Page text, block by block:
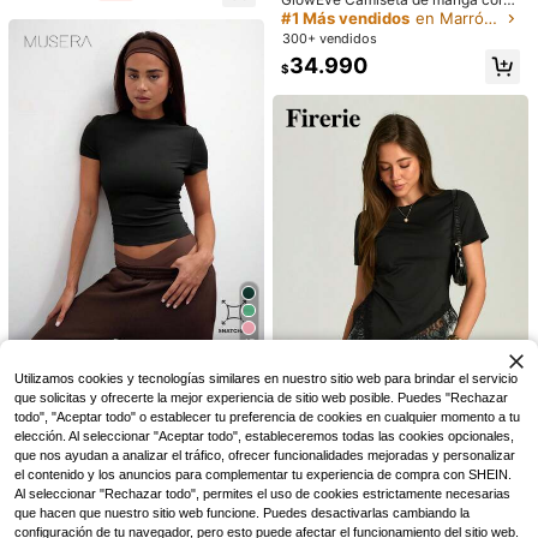
Resyla Camisa Polo Retro American
a para Mujer, Camiseta de Manga C
orta para Mujer, Estampado de Cab
allo, Estilo Casual Y2K, Camisa Polo
Casual de Bloques de Color con Ma
nga Corta para Mujer
#3 Más vendidos
100+ vendidos
33.590
Resyla Camiseta de manga corta c
on cuello redondo, estampado de li
mones y rayas, casual de verano pa
15
#EstiloClean
MUSERA Camiseta básica casual d
e manga corta con cintura ceñida,
para uso diario, aeropuerto, vacaci
ones, vuelta al colegio, elegante pa
ra primavera y verano
1.4k+ vendidos (1000+)
$26.342 -15% Estimado
de cuello redondo de unicolor casu
al versátil para uso diario para muje
r
#1 Más vendidos en Marrón Camisetas básicas informales
300+ vendidos
$34.990
16
Firerie
Firerie Camiseta ajustada elegante
negra para mujer, blusas casuales d
e manga corta para verano con cint
ura ceñida, dobladillo asimétrico y r
#5 Más vendidos en Poliéster Camisetas diarias
1k+ vendidos
Utilizamos cookies y tecnologías similares en nuestro sitio web para brindar el servicio
que solicitas y ofrecerte la mejor experiencia de sitio web posible. Puedes "Rechazar
todo", "Aceptar todo" o establecer tu preferencia de cookies en cualquier momento a tu
elección. Al seleccionar "Aceptar todo", estableceremos todas las cookies opcionales,
que nos ayudan a analizar el tráfico, ofrecer funcionalidades mejoradas y personalizar
el contenido y los anuncios para complementar tu experiencia de compra con SHEIN.
Al seleccionar "Rechazar todo", permites el uso de cookies estrictamente necesarias
que hacen que nuestro sitio web funcione. Puedes desactivarlas cambiando la
configuración de tu navegador, pero esto puede afectar el funcionamiento del sitio web.